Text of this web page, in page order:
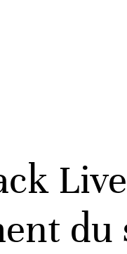
du